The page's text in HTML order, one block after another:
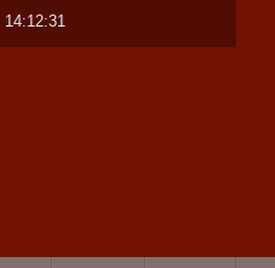
14:12:32